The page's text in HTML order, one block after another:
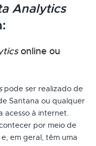
Analytics
online ou
pode ser realizado de
Santana ou qualquer
acesso à internet.
por meio de
em geral, têm uma